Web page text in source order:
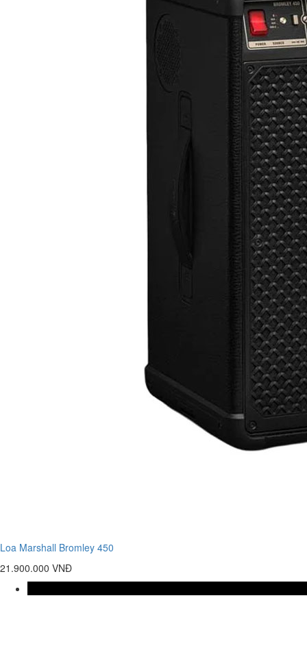
Loa Marshall Bromley 450
21.900.000 VNĐ